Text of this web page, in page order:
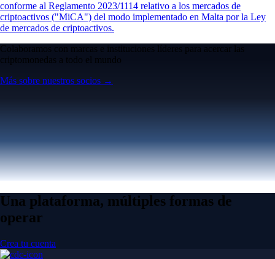
conforme al Reglamento 2023/1114 relativo a los mercados de
criptoactivos ("MiCA") del modo implementado en Malta por la Ley
de mercados de criptoactivos.
Colaboramos con marcas e instituciones líderes para acercar las
criptomonedas a todo el mundo
Más sobre nuestros socios →
Una plataforma, múltiples formas de
operar
Crea tu cuenta